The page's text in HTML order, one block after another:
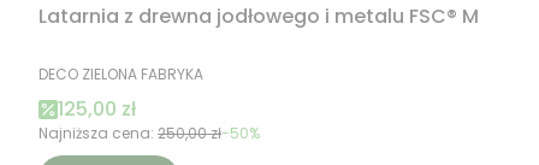
Latarnia z drewna jodłowego i metalu FSC® M
PRODUCENT
DECO ZIELONA FABRYKA
Cena promocyjna
125,00 zł
Najniższa cena: 250,00 zł-50%